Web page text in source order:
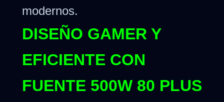
modernos.
DISEÑO GAMER Y
EFICIENTE CON
FUENTE 500W 80 PLUS